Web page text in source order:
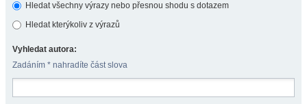
Hledat všechny výrazy nebo přesnou shodu s dotazem
Hledat kterýkoliv z výrazů
Vyhledat autora:
Zadáním * nahradíte část slova